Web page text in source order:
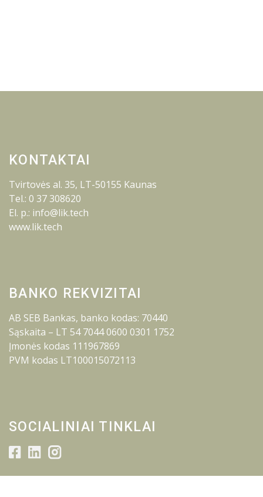
KONTAKTAI
Tvirtovės al. 35, LT-50155 Kaunas
Tel.: 0 37 308620
El. p.: info@lik.tech
www.lik.tech
BANKO REKVIZITAI
AB SEB Bankas, banko kodas: 70440
Sąskaita – LT 54 7044 0600 0301 1752
Įmonės kodas 111967869
PVM kodas LT100015072113
SOCIALINIAI TINKLAI